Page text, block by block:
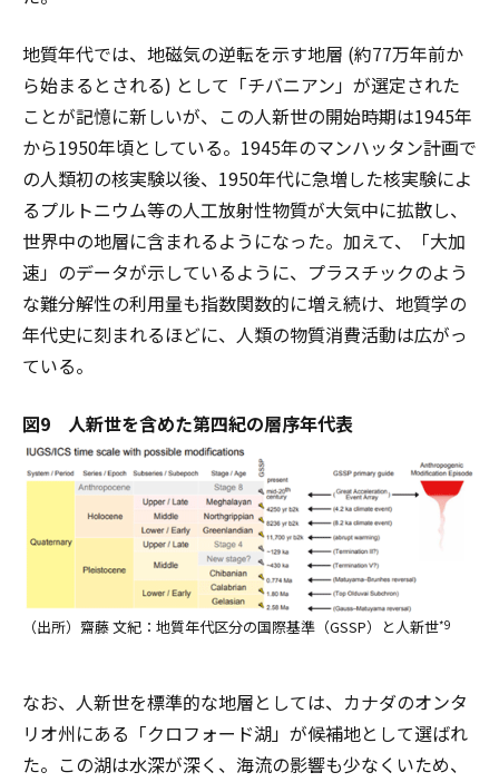
地質年代では、地磁気の逆転を示す地層 (約77万年前か
ら始まるとされる) として「チバニアン」が選定された
ことが記憶に新しいが、この人新世の開始時期は1945年
から1950年頃としている。1945年のマンハッタン計画で
の人類初の核実験以後、1950年代に急増した核実験によ
るプルトニウム等の人工放射性物質が大気中に拡散し、
世界中の地層に含まれるようになった。加えて、「大加
速」のデータが示しているように、プラスチックのよう
な難分解性の利用量も指数関数的に増え続け、地質学の
年代史に刻まれるほどに、人類の物質消費活動は広がっ
ている。
図9 人新世を含めた第四紀の層序年代表
（出所）齋藤 文紀：地質年代区分の国際基準（GSSP）と人新世*9
なお、人新世を標準的な地層としては、カナダのオンタ
リオ州にある「クロフォード湖」が候補地として選ばれ
た。この湖は水深が深く、海流の影響も少なくいため、